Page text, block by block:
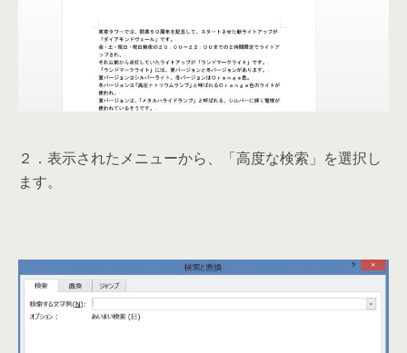
２．表示されたメニューから、「高度な検索」を選択し
ます。